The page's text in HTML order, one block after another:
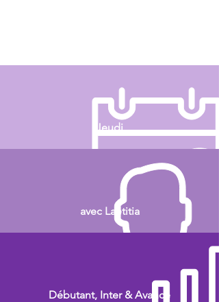
Jeudi
avec Laetitia
Débutant, Inter & Avancé